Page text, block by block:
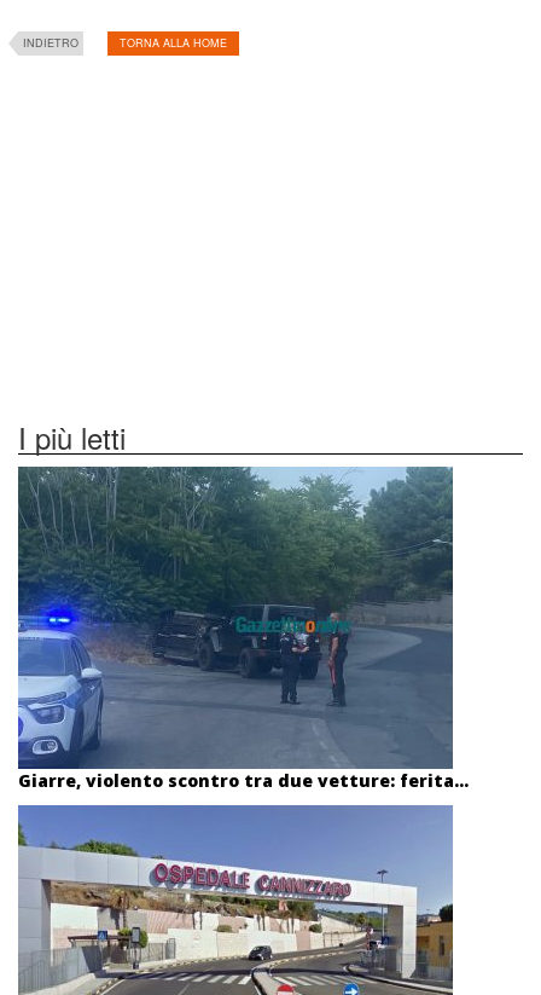
INDIETRO TORNA ALLA HOME
I più letti
Giarre, violento scontro tra due vetture: ferita...